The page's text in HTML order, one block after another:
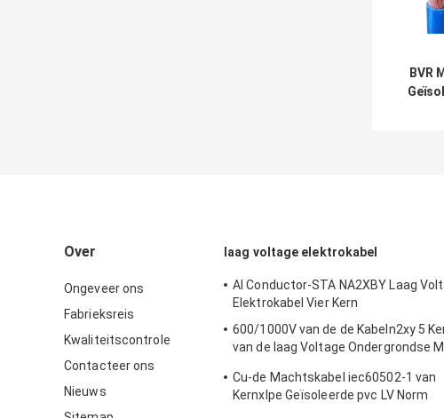
BVR
Over
Ongeveer ons
Fabrieksreis
Kwaliteitscontrole
Contacteer ons
Nieuws
laag voltage elektrokabel
Al Conductor-STA NA2XBY Laag
Elektrokabel Vier Kern
600/1000V van de de Kabeln2xy 5
van de laag Voltage Ondergrondse
Cu-de Machtskabel iec60502-1 van
Kernxlpe Geïsoleerde pvc LV Norm